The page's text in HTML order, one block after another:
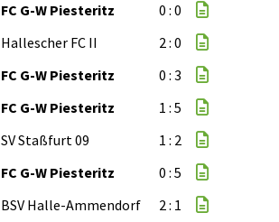
FC G-W Piesteritz
0 : 0
Hallescher FC II
2 : 0
FC G-W Piesteritz
0 : 3
FC G-W Piesteritz
1 : 5
SV Staßfurt 09
1 : 2
FC G-W Piesteritz
0 : 5
BSV Halle-Ammendorf 2 : 1